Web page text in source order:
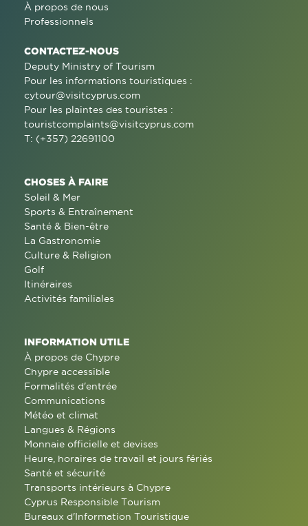
À propos de nous
Professionnels
CONTACTEZ-NOUS
Deputy Ministry of Tourism
Pour les informations touristiques :
cytour@visitcyprus.com
Pour les plaintes des touristes :
touristcomplaints@visitcyprus.com
T: (+357) 22691100
CHOSES À FAIRE
Soleil & Mer
Sports & Entraînement
Santé & Bien-être
La Gastronomie
Culture & Religion
Golf
Itinéraires
Activités familiales
INFORMATION UTILE
À propos de Chypre
Chypre accessible
Formalités d'entrée
Communications
Météo et climat
Langues & Régions
Monnaie officielle et devises
Heure, horaires de travail et jours fériés
Santé et sécurité
Transports intérieurs à Chypre
Cyprus Responsible Tourism
Bureaux d'Information Touristique